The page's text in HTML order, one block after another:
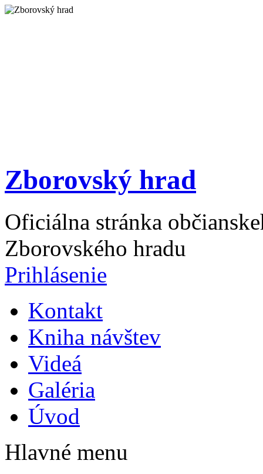
Zborovský hrad
Oficiálna stránka
Zborovského hradu
Prihlásenie
Kontakt
Kniha návštev
Videá
Galéria
Úvod
Hlavné menu